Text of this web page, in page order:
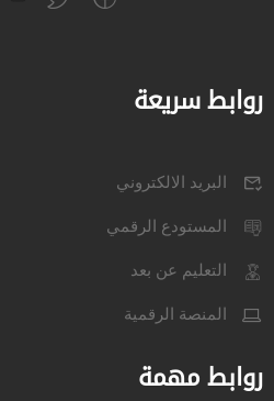
روابط سريعة
البريد الالكتروني
المستودع الرقمي
التعليم عن بعد
المنصة الرقمية
روابط مهمة